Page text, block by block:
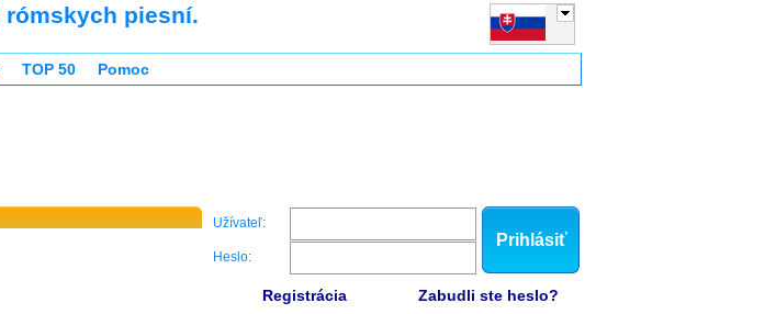
rómskych piesní.
TOP 50 Pomoc
Užívateľ:
Heslo:
Prihlásiť
Registrácia Zabudli ste heslo?